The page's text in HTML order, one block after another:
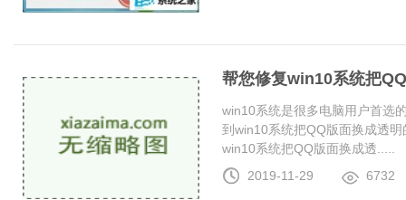
帮您修复win10系统把
win10系统是很多电脑用户首选
到win10系统把QQ版面换成透
win10系统把QQ版面换成透.....
2019-11-29
6732